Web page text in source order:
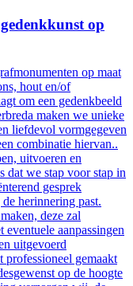
op
op maat
hout en/of
om een gedenkbeeld
maken we unieke
liefdevol vormgegeven
combinatie hiervan..
uitvoeren en
dat we stap voor stap in
gesprek
herinnering past.
deze zal
aanpassingen
uitgevoerd
gemaakt
op de hoogte